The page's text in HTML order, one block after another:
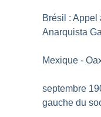
Brésil :
Anarquista
Mexique -
septembre
gauche du